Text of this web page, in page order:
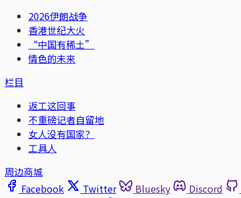
2026伊朗战争
香港世纪大火
“中国有稀土”
情色的未来
栏目
返工这回事
不重磅记者自留地
女人没有国家？
工具人
周边商城
Facebook
Twitter Bluesky Discord